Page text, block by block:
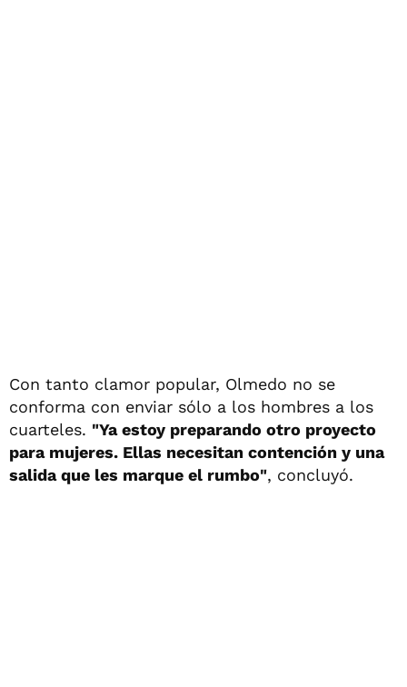
Con tanto clamor popular, Olmedo no se
conforma con enviar sólo a los hombres a los
cuarteles. "Ya estoy preparando otro proyecto
para mujeres. Ellas necesitan contención y una
salida que les marque el rumbo", concluyó.